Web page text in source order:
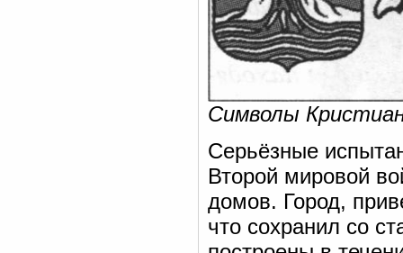
Символы
Серьёзные
Второй мировой
домов. Город,
что сохранил со